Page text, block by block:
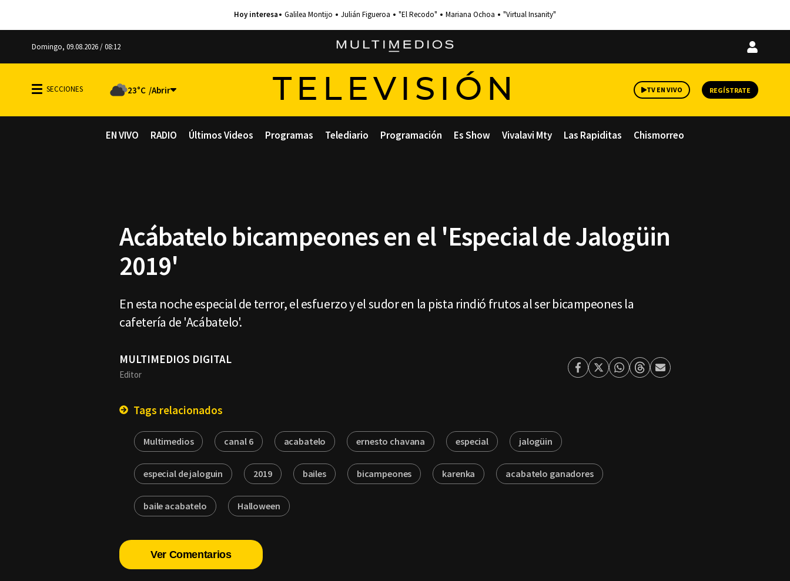
Galilea Montijo Julián Figueroa "El Recodo" Mariana Ochoa "Virtual Insanity"
Domingo, 09.08.2026 / 08:12
Iniciar
23°C TELEVISIÓN TV EN VIVO REGÍSTRATE
EN VIVO RADIO Últimos Videos Programas Telediario Programación Es Show Vivalavi Mty Las Rapiditas Chismorreo
Acábatelo bicampeones en el 'Especial de Jalogüin
2019'
En esta noche especial de terror, el esfuerzo y el sudor en la pista rindió frutos al ser bicampeones la
cafetería de 'Acábatelo'.
MULTIMEDIOS DIGITAL
Editor Facebook
TwitterWhatsapp
ThreadsEnviar
Tags relacionados
Multimedios canal 6 acabatelo ernesto chavana especial jalogüin
especial de jaloguin 2019 bailes bicampeones karenka acabatelo ganadores
baile acabatelo Halloween
Ver Comentarios